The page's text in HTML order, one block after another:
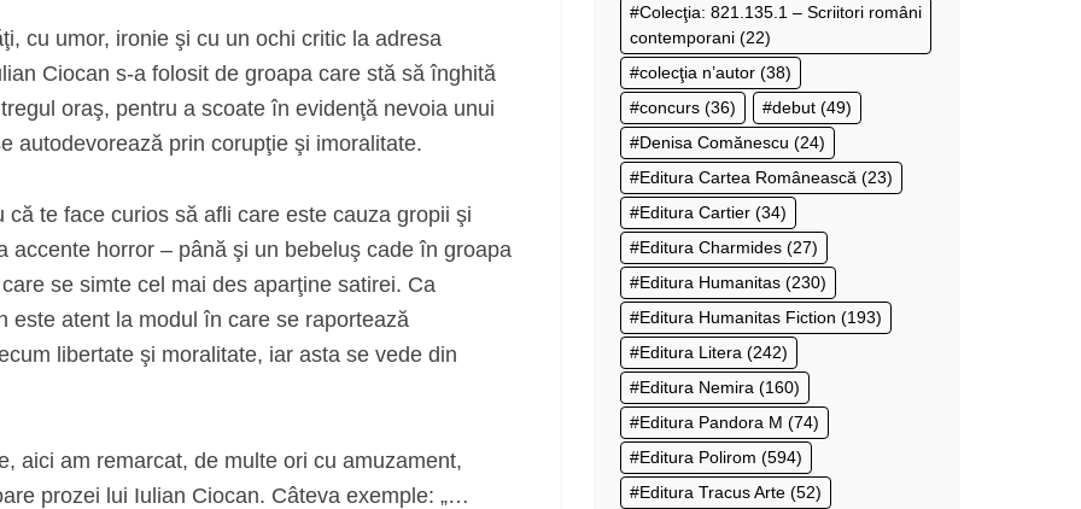
cu umor, ironie şi cu un ochi critic la adresa
Ciocan s-a folosit de groapa care stă să înghită
oraş, pentru a scoate în evidenţă nevoia unui
autodevorează prin corupţie şi imoralitate.
că te face curios să afli care este cauza gropii şi
accente horror – până şi un bebeluş cade în groapa
se simte cel mai des aparţine satirei. Ca
este atent la modul în care se raportează
libertate şi moralitate, iar asta se vede din
aici am remarcat, de multe ori cu amuzament,
prozei lui Iulian Ciocan. Câteva exemple: „…
Colecţia: 821.135.1 – Scriitori români
contemporani (22)
colecţia n’autor (38)
concurs (36) debut (49)
Denisa Comănescu (24)
Editura Cartea Românească (23)
Editura Cartier (34)
Editura Charmides (27)
Editura Humanitas (230)
Editura Humanitas Fiction (193)
Editura Litera (242)
Editura Nemira (160)
Editura Pandora M (74)
Editura Polirom (594)
Editura Tracus Arte (52)